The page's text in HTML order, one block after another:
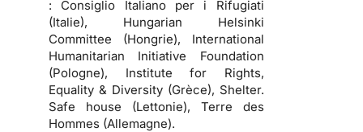
: Consiglio Italiano per i Rifugiati
(Italie), Hungarian Helsinki
Committee (Hongrie), International
Humanitarian Initiative Foundation
(Pologne), Institute for Rights,
Equality & Diversity (Grèce), Shelter.
Safe house (Lettonie), Terre des
Hommes (Allemagne).